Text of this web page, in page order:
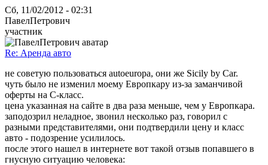
Сб, 11/02/2012 - 02:31
ПавелПетрович
участник
Re: Аренда авто
не советую пользоваться autoeuropa, они же Sicily by Car.
чуть было не изменил моему Европкару из-за заманчивой
оферты на С-класс.
цена указанная на сайте в два раза меньше, чем у Европкара.
заподозрил неладное, звонил несколько раз, говорил с
разными представителями, они подтвердили цену и класс
авто - подозрение усилилось.
после этого нашел в интернете вот такой отзыв попавшего в
гнусную ситуацию человека: